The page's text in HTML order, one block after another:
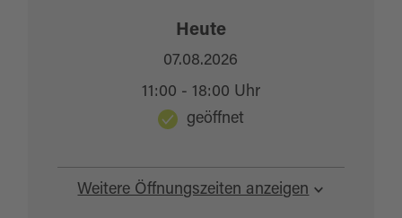
Weitere Öffnungszeiten anzeigen
Heute
07.08.2026
11:00 - 18:00 Uhr
geöffnet